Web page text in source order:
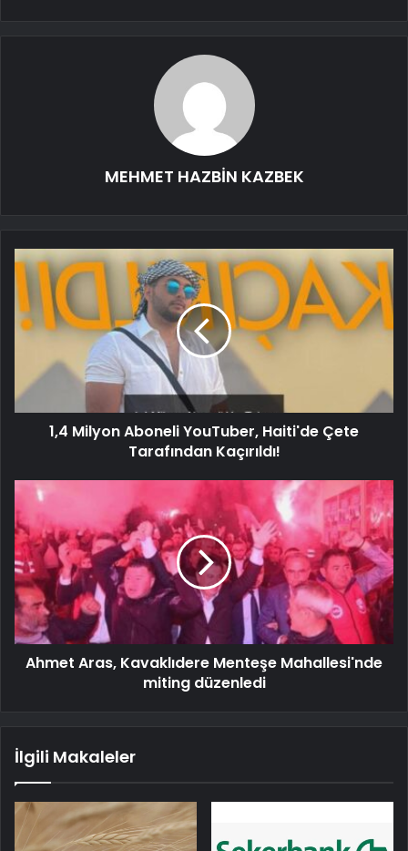
MEHMET HAZBİN KAZBEK
1,4 Milyon Aboneli YouTuber, Haiti'de Çete
Tarafından Kaçırıldı!
Ahmet Aras, Kavaklıdere Menteşe Mahallesi'nde
miting düzenledi
İlgili Makaleler